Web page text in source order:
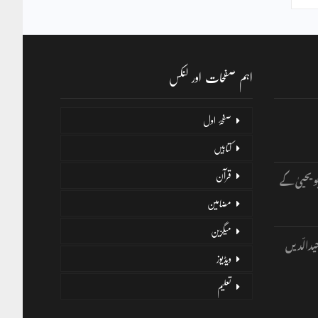
یحییٰ کے
اہم صفحات اور لنکس
صفحۂ اول
کتابیں
قرآن
مضامین
میگزین
ویڈیوز
تعلیم